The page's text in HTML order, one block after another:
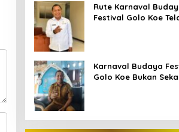
Bajo
Rute Karnaval
Festival Golo Koe
Karnaval Budaya
Golo Koe Bukan